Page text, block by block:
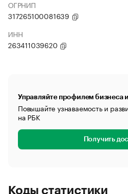
ОГРНИП
317265100081639
ИНН
263411039620
Управляйте профилем бизнеса
Повышайте узнаваемость и
на РБК
Получить
Коды статистики